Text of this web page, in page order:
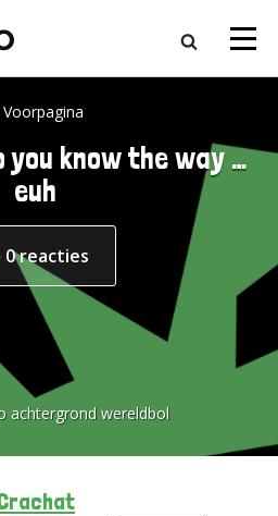
Voorpagina
you know the way …
euh
0reacties
achtergrond wereldbol